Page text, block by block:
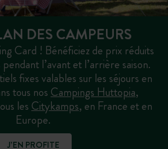
DES CAMPEURS
Card ! Bénéficiez de prix réduits
l’avant et l’arrière saison.
fixes valables sur les séjours en
tous nos Campings Huttopia,
les Citykamps, en France et en
Europe.
J’EN PROFITE